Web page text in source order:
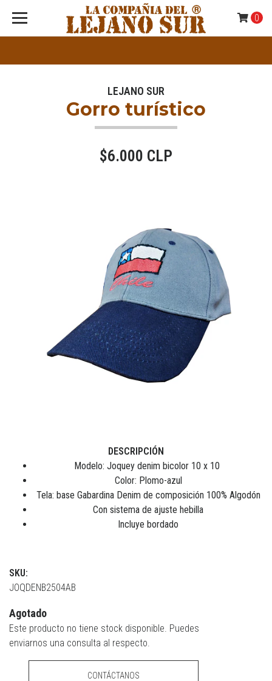
0
LEJANO SUR
Gorro turístico
$6.000 CLP
DESCRIPCIÓN
Modelo: Joquey denim bicolor 10 x 10
Color: Plomo-azul
Tela: base Gabardina Denim de composición 100% Algodón
Con sistema de ajuste hebilla
Incluye bordado
SKU:
JOQDENB2504AB
Agotado
Este producto no tiene stock disponible. Puedes
enviarnos una consulta al respecto.
CONTÁCTANOS